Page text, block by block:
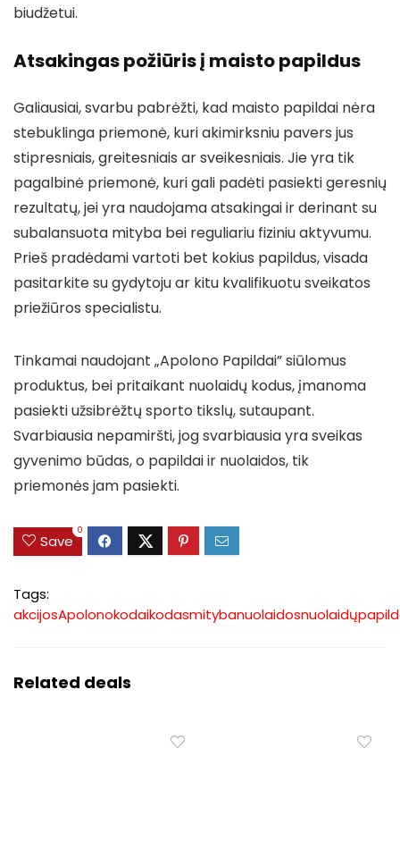
biudžetui.
Atsakingas požiūris į maisto papildus
Galiausiai, svarbu pabrėžti, kad maisto papildai nėra
stebuklinga priemonė, kuri akimirksniu pavers jus
stipresniais, greitesniais ar sveikesniais. Jie yra tik
pagalbinė priemonė, kuri gali padėti pasiekti geresnių
rezultatų, jei yra naudojama atsakingai ir derinant su
subalansuota mityba bei reguliariu fiziniu aktyvumu.
Prieš pradėdami vartoti bet kokius papildus, visada
pasitarkite su gydytoju ar kitu kvalifikuotu sveikatos
priežiūros specialistu.
Tinkamai naudojant „Apolono Papildai” siūlomus
produktus, bei pritaikant nuolaidų kodus, įmanoma
pasiekti užsibrėžtų sporto tikslų, sutaupant.
Svarbiausia nepamiršti, jog svarbiausia yra sveikas
gyvenimo būdas, o papildai ir nuolaidos, tik
priemonės jam pasiekti.
Save
0
Tags:
akcijosApolonokodaikodasmitybanuolaidosnuolaidų
Related deals